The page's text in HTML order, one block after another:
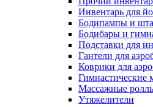
Инвентарь для
Бодипампы и
Бодибары и
Подставки для
Гантели для
Коврики для
Гимнастические
Массажные
Утяжелители